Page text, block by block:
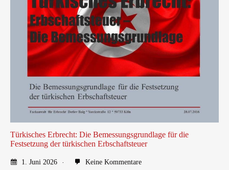
Türkisches Erbrecht: Die Bemessungsgrundlage für die
Festsetzung der türkischen Erbschaftsteuer
1. Juni 2026 Keine Kommentare